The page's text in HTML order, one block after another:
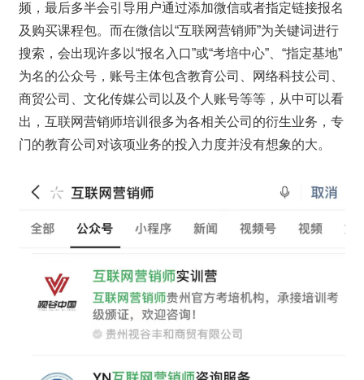
频，最后多半会引导用户通过添加微信或者指定链接报名
及购买课程包。而在微信以“互联网营销师”为关键词进行
搜索，会出现许多以“报名入口”或“考培中心”、“指定基地”
为名的公众号，账号主体包含教育公司、网络科技公司、
商贸公司、文化传媒公司以及个人账号等等，从中可以看
出，互联网营销师培训很多为各相关公司的衍生业务，专
门的教育公司对该项业务的投入力度并没有想象的大。